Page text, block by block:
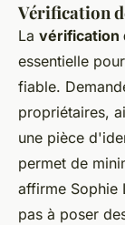
Vérification
La vérification
essentielle
fiable.
propriétaires,
une pièce
permet de
affirme Sophie
pas à poser